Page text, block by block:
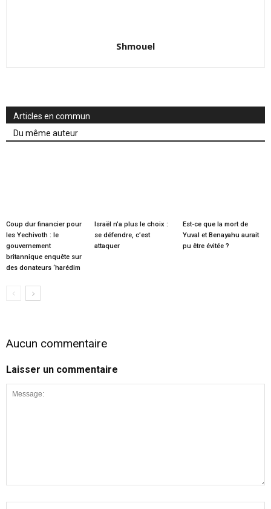
Shmouel
Articles en commun
Du même auteur
Coup dur financier pour
les Yechivoth : le
gouvernement
britannique enquête sur
des donateurs ‘harédim
Israël n’a plus le choix :
se défendre, c’est
attaquer
Est-ce que la mort de
Yuval et Benayahu aurait
pu être évitée ?
Aucun commentaire
Laisser un commentaire